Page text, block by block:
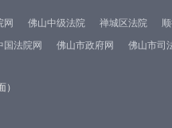
网 佛山中级法院 禅城区法院
国法院网 佛山市政府网 佛山市司